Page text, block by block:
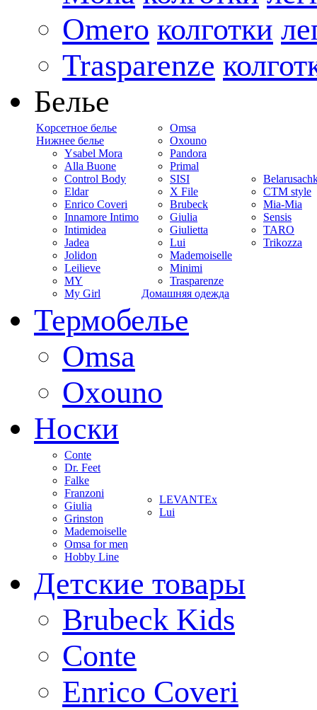
Omero колготки
Trasparenze
Белье
Kорсетное белье
Нижнее белье
Ysabel Mora
Alla Buone
Control Body
Eldar
Enrico Coveri
Innamore Intimo
Intimidea
Jadea
Jolidon
Leilieve
MY
My Girl
Omsa
Oxouno
Pandora
Primal
SISI
X File
Brubeck
Giulia
Giulietta
Lui
Mademoiselle
Minimi
Trasparenze
Домашняя одежда
CTM style
Mia-Mia
Sensis
TARO
Trikozza
Термобелье
Omsa
Oxouno
Носки
Conte
Dr. Feet
Falke
Franzoni
Giulia
Grinston
Mademoiselle
Omsa for men
Hobby Line
LEVANTEx
Lui
Детские товары
Brubeck Kids
Conte
Enrico Coveri